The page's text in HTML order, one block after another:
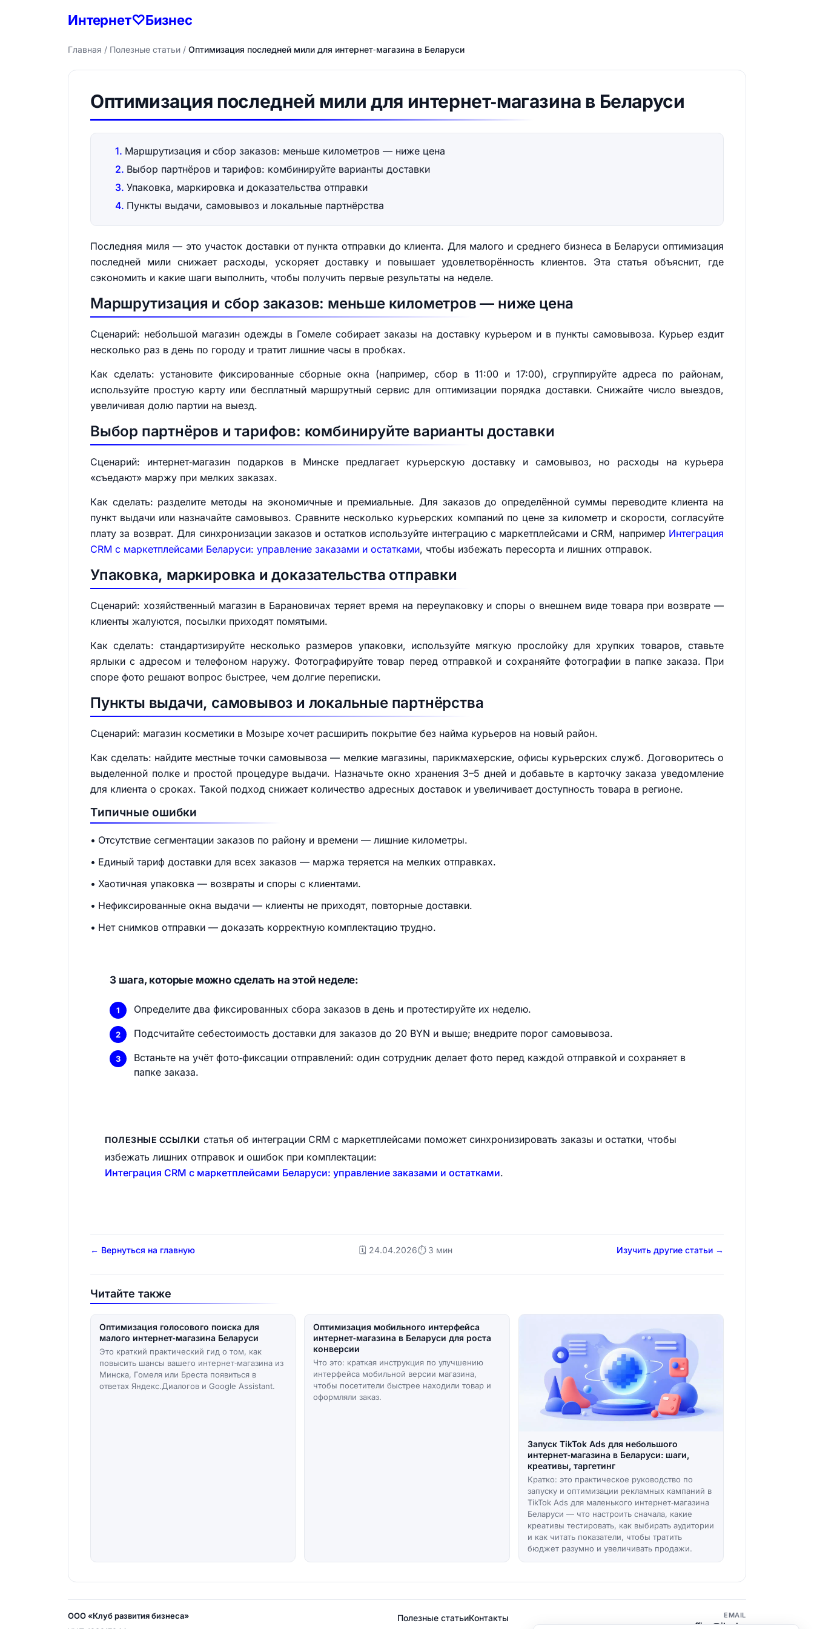
Интернет♡Бизнес
Главная / Полезные статьи / Оптимизация последней мили для интернет‑магазина в Беларуси
Оптимизация последней мили для интернет‑магазина в Беларуси
Маршрутизация и сбор заказов: меньше километров — ниже цена
Выбор партнёров и тарифов: комбинируйте варианты доставки
Упаковка, маркировка и доказательства отправки
Пункты выдачи, самовывоз и локальные партнёрства
Последняя миля — это участок доставки от пункта отправки до клиента. Для малого и среднего бизнеса в Беларуси оптимизация
последней мили снижает расходы, ускоряет доставку и повышает удовлетворённость клиентов. Эта статья объяснит, где
сэкономить и какие шаги выполнить, чтобы получить первые результаты на неделе.
Маршрутизация и сбор заказов: меньше километров — ниже цена
Сценарий: небольшой магазин одежды в Гомеле собирает заказы на доставку курьером и в пункты самовывоза. Курьер ездит
несколько раз в день по городу и тратит лишние часы в пробках.
Как сделать: установите фиксированные сборные окна (например, сбор в 11:00 и 17:00), сгруппируйте адреса по районам,
используйте простую карту или бесплатный маршрутный сервис для оптимизации порядка доставки. Снижайте число выездов,
увеличивая долю партии на выезд.
Выбор партнёров и тарифов: комбинируйте варианты доставки
Сценарий: интернет‑магазин подарков в Минске предлагает курьерскую доставку и самовывоз, но расходы на курьера
«съедают» маржу при мелких заказах.
Как сделать: разделите методы на экономичные и премиальные. Для заказов до определённой суммы переводите клиента на
пункт выдачи или назначайте самовывоз. Сравните несколько курьерских компаний по цене за километр и скорости, согласуйте
плату за возврат. Для синхронизации заказов и остатков используйте интеграцию с маркетплейсами и CRM, например Интеграция
CRM с маркетплейсами Беларуси: управление заказами и остатками, чтобы избежать пересорта и лишних отправок.
Упаковка, маркировка и доказательства отправки
Сценарий: хозяйственный магазин в Барановичах теряет время на переупаковку и споры о внешнем виде товара при возврате —
клиенты жалуются, посылки приходят помятыми.
Как сделать: стандартизируйте несколько размеров упаковки, используйте мягкую прослойку для хрупких товаров, ставьте
ярлыки с адресом и телефоном наружу. Фотографируйте товар перед отправкой и сохраняйте фотографии в папке заказа. При
споре фото решают вопрос быстрее, чем долгие переписки.
Пункты выдачи, самовывоз и локальные партнёрства
Сценарий: магазин косметики в Мозыре хочет расширить покрытие без найма курьеров на новый район.
Как сделать: найдите местные точки самовывоза — мелкие магазины, парикмахерские, офисы курьерских служб. Договоритесь о
выделенной полке и простой процедуре выдачи. Назначьте окно хранения 3–5 дней и добавьте в карточку заказа уведомление
для клиента о сроках. Такой подход снижает количество адресных доставок и увеличивает доступность товара в регионе.
Типичные ошибки
Отсутствие сегментации заказов по району и времени — лишние километры.
Единый тариф доставки для всех заказов — маржа теряется на мелких отправках.
Хаотичная упаковка — возвраты и споры с клиентами.
Нефиксированные окна выдачи — клиенты не приходят, повторные доставки.
Нет снимков отправки — доказать корректную комплектацию трудно.
3 шага, которые можно сделать на этой неделе:
Определите два фиксированных сбора заказов в день и протестируйте их неделю.
Подсчитайте себестоимость доставки для заказов до 20 BYN и выше; внедрите порог самовывоза.
Встаньте на учёт фото‑фиксации отправлений: один сотрудник делает фото перед каждой отправкой и сохраняет в
папке заказа.
ПОЛЕЗНЫЕ ССЫЛКИ статья об интеграции CRM с маркетплейсами поможет синхронизировать заказы и остатки, чтобы
избежать лишних отправок и ошибок при комплектации:
Интеграция CRM с маркетплейсами Беларуси: управление заказами и остатками.
← Вернуться на главную 🗓️ 24.04.2026⏱ 3 мин Изучить другие статьи →
Читайте также
Оптимизация голосового поиска для
малого интернет‑магазина Беларуси
Это краткий практический гид о том, как
повысить шансы вашего интернет‑магазина из
Минска, Гомеля или Бреста появиться в
ответах Яндекс.Диалогов и Google Assistant.
Оптимизация мобильного интерфейса
интернет‑магазина в Беларуси для роста
конверсии
Что это: краткая инструкция по улучшению
интерфейса мобильной версии магазина,
чтобы посетители быстрее находили товар и
оформляли заказ.
Запуск TikTok Ads для небольшого
интернет‑магазина в Беларуси: шаги,
креативы, таргетинг
Кратко: это практическое руководство по
запуску и оптимизации рекламных кампаний в
TikTok Ads для маленького интернет‑магазина
Беларуси — что настроить сначала, какие
креативы тестировать, как выбирать аудитории
и как читать показатели, чтобы тратить
бюджет разумно и увеличивать продажи.
ООО «Клуб развития бизнеса»
Полезные статьиКонтакты EMAIL
office@ibz.by